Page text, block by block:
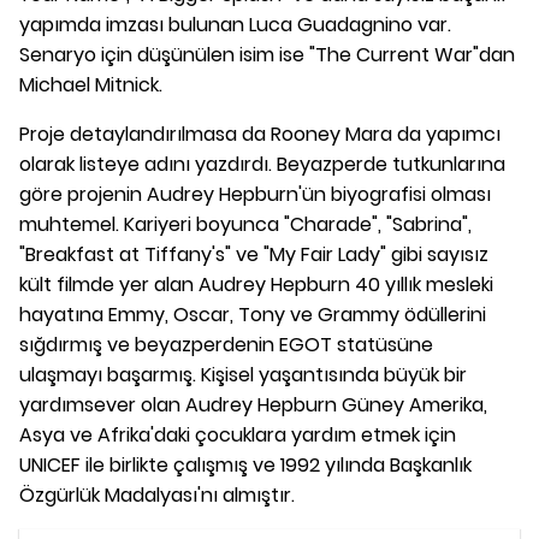
yapımda imzası bulunan Luca Guadagnino var.
Senaryo için düşünülen isim ise "The Current War"dan
Michael Mitnick.
Proje detaylandırılmasa da Rooney Mara da yapımcı
olarak listeye adını yazdırdı. Beyazperde tutkunlarına
göre projenin Audrey Hepburn'ün biyografisi olması
muhtemel. Kariyeri boyunca "Charade", "Sabrina",
"Breakfast at Tiffany's" ve "My Fair Lady" gibi sayısız
kült filmde yer alan Audrey Hepburn 40 yıllık mesleki
hayatına Emmy, Oscar, Tony ve Grammy ödüllerini
sığdırmış ve beyazperdenin EGOT statüsüne
ulaşmayı başarmış. Kişisel yaşantısında büyük bir
yardımsever olan Audrey Hepburn Güney Amerika,
Asya ve Afrika'daki çocuklara yardım etmek için
UNICEF ile birlikte çalışmış ve 1992 yılında Başkanlık
Özgürlük Madalyası'nı almıştır.